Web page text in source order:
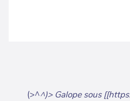
(>^^)> Galope sous